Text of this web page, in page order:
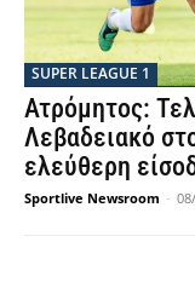
SUPER LEAGUE 1
Ατρόμητος:
Λεβαδειακό
ελεύθερη
Sportlive Newsroom -